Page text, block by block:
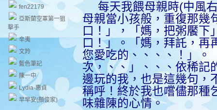
fen22179
亞斯蘭空軍第一狙
擊手
辛夷
文羚
藍色筆記
陳一中
Lydia-惠貞
早早安(顏俊家)
每天我餵母親時(中風
母親當小孩般， 重復那幾
口！」，「媽，把粥饜下
口！」。「媽，拜託，再
您愛吃的、、、、！」。
次，、、」、、、依稀記
邊玩的我，也是這幾句，
稱呼！終於我也嚐儘那種
味雜陳的心情。